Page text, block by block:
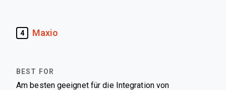
4 Maxio
Am besten geeignet für die Integration von